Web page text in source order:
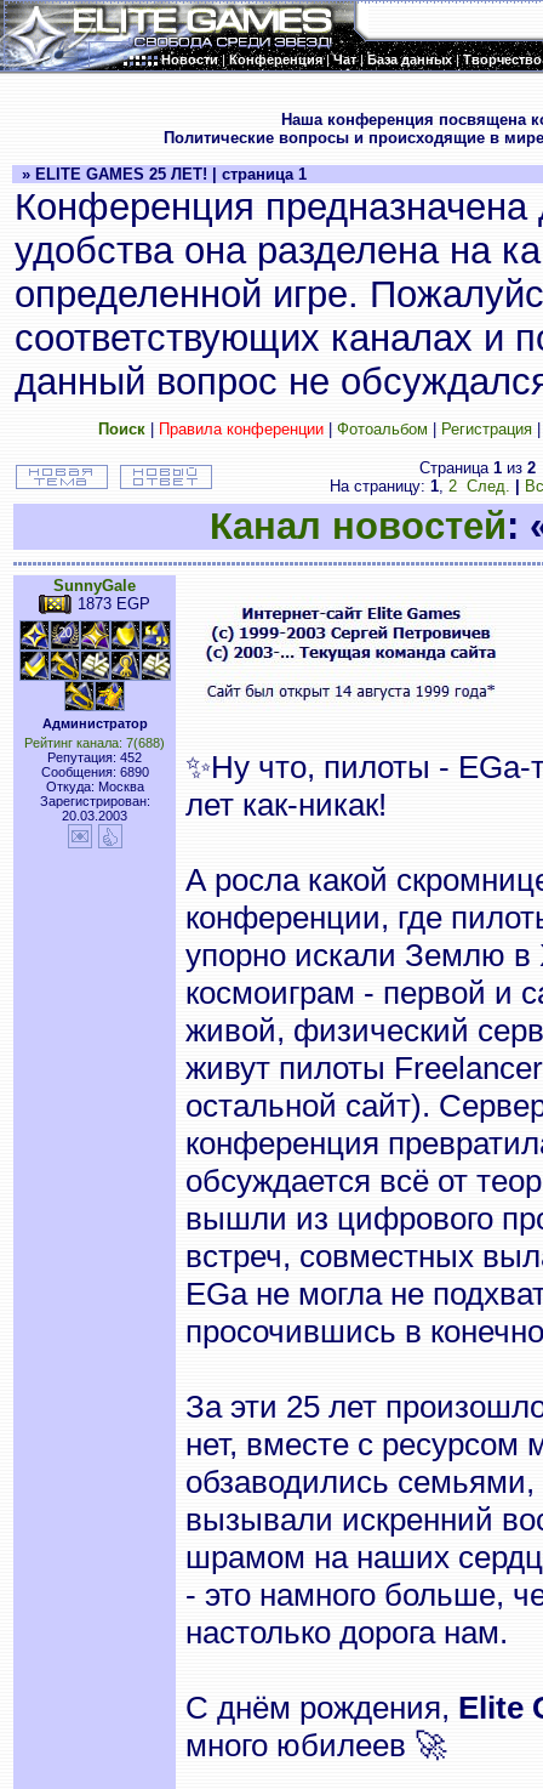
Новости|Конференция|Чат|База данных|Творчество
Наша конференция посвящена
Политические вопросы и происходящие в
» ELITE GAMES 25 ЛЕТ! | страница 1
Конференция
удобства она разделена на
определенной игре.
соответствующих каналах и
данный вопрос не
Поиск| Правила конференции| Фотоальбом Регистрация
Страница 1 из 2
На страницу: 1, 2 След.
Канал новостей:
SunnyGale
1873 EGP
Администратор
Рейтинг канала: 7(688)
Репутация: 452
Сообщения: 6890
Откуда: Москва
Зарегистрирован:
20.03.2003
✨Ну что, пилоты -
лет как-никак!
А росла какой
конференции, где
упорно искали Землю в
космоиграм - первой и
живой, физический
живут пилоты
остальной сайт).
конференция
обсуждается всё от
вышли из цифрового
встреч, совместных
EGа не могла не
просочившись в
За эти 25 лет
нет, вместе с
обзаводились семьями,
вызывали искренний
шрамом на наших
- это намного больше,
настолько дорога нам.
С днём рождения, Elite
много юбилеев 🚀